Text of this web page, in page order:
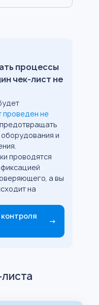
процессы
чек-лист не
проведен не
и
проводятся
а вы
на
→